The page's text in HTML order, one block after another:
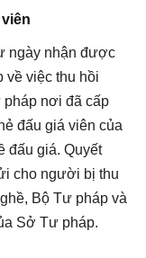
ngày nhận được
về việc thu hồi
nơi đã cấp
đấu giá viên của
đấu giá. Quyết
cho người bị thu
Bộ Tư pháp và
Sở Tư pháp.